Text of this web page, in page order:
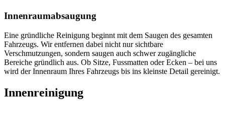
Innenraumabsaugung
Eine gründliche Reinigung beginnt mit dem Saugen des gesamten
Fahrzeugs. Wir entfernen dabei nicht nur sichtbare
Verschmutzungen, sondern saugen auch schwer zugängliche
Bereiche gründlich aus. Ob Sitze, Fussmatten oder Ecken – bei uns
wird der Innenraum Ihres Fahrzeugs bis ins kleinste Detail gereinigt.
Innenreinigung